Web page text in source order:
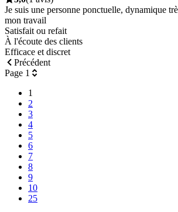
Je suis une personne ponctuelle, dynamique
mon travail
Satisfait ou refait
À l'écoute des clients
Efficace et discret
Précédent
Page 1
1
2
3
4
5
6
7
8
9
10
25